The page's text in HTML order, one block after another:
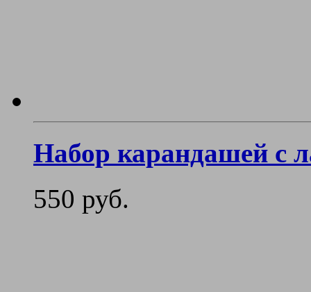
Набор карандашей с
550 руб.